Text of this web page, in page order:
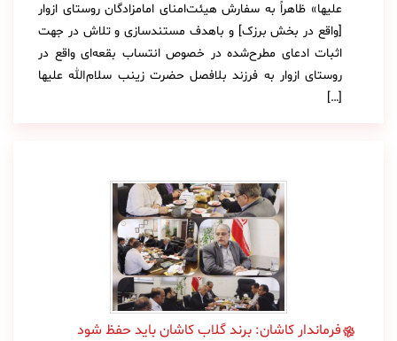
علیها» ظاهراً به سفارش هیئت‌امنای امامزادگان روستای ازوار
[واقع در بخش برزک] و باهدف مستندسازی و تلاش در جهت
اثبات ادعای مطرح‌شده در خصوص انتساب بقعه‌ای واقع در
روستای ازوار به فرزند بلافصل حضرت زینب سلام‌الله علیها
[…]
فرماندار کاشان: برند گلاب کاشان باید حفظ شود